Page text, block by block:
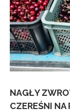
NAGŁY
CZEREŚNI